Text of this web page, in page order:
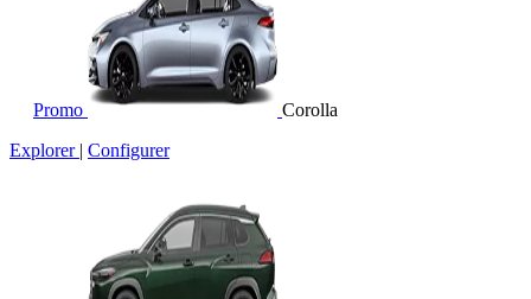
Promo
Corolla
Explorer | Configurer